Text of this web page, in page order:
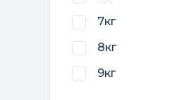
7кг
8кг
9кг